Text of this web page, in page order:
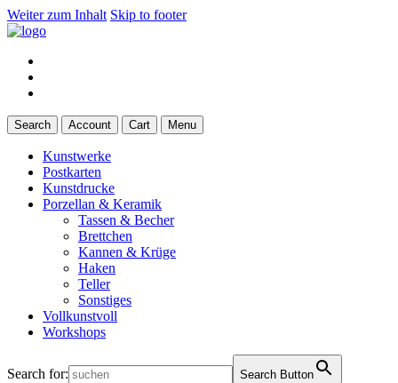
Weiter zum Inhalt Skip to footer
Search Account Cart Menu
Kunstwerke
Postkarten
Kunstdrucke
Porzellan & Keramik
Tassen & Becher
Brettchen
Kannen & Krüge
Haken
Teller
Sonstiges
Vollkunstvoll
Workshops
Search for: Search Button